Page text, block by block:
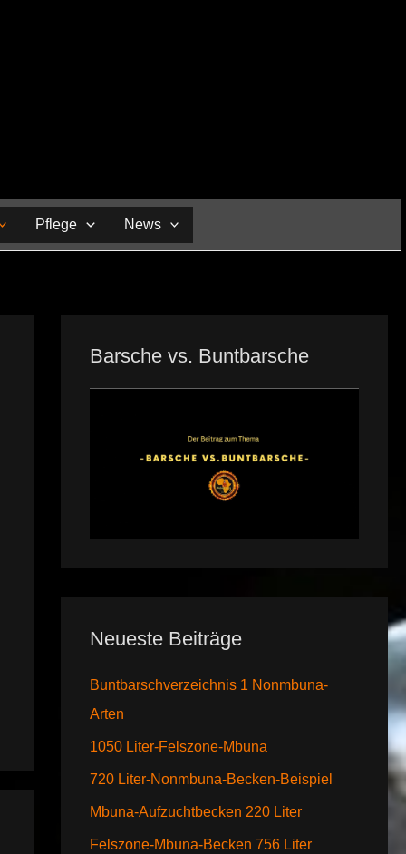
Pflege News
Barsche vs. Buntbarsche
Neueste Beiträge
Buntbarschverzeichnis 1 Nonmbuna-
Arten
1050 Liter-Felszone-Mbuna
720 Liter-Nonmbuna-Becken-Beispiel
Mbuna-Aufzuchtbecken 220 Liter
Felszone-Mbuna-Becken 756 Liter